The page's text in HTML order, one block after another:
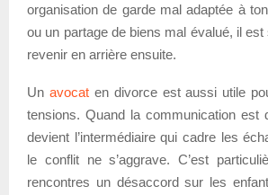
organisation de garde mal adaptée à
ou un partage de biens mal évalué, il
revenir en arrière ensuite.
Un avocaten divorce est aussi utile
tensions. Quand la communication est
devient l’intermédiaire qui cadre les
le conflit ne s’aggrave. C’est
rencontres un désaccord sur les